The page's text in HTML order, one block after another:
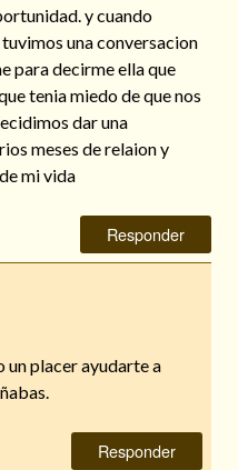
y cuando
una conversacion
para decirme ella que
tenia miedo de que nos
dar una
meses de relaion y
mi vida
Responder
un placer ayudarte a
Responder